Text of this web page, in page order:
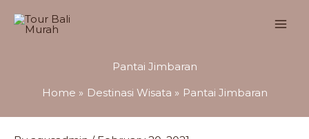
Pantai Jimbaran
Home
Destinasi Wisata Pantai Jimbaran